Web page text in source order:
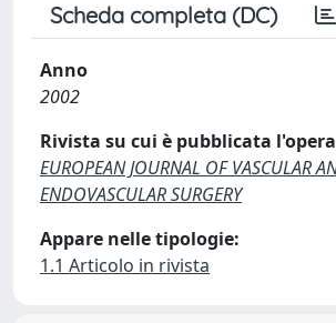
Scheda completa (DC)
Anno
2002
Rivista su cui è pubblicata l'opera
EUROPEAN JOURNAL OF VASCULAR
ENDOVASCULAR SURGERY
Appare nelle tipologie:
1.1 Articolo in rivista